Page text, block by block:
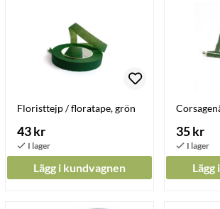
Floristtejp / floratape, grön
43 kr
Lägg i kundvagnen
35 kr
Lägg